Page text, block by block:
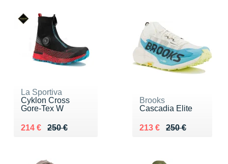
La Sportiva
Cyklon Cross
Gore-Tex W
250 €
Au lieu de 250 €
214 €
Vendu 214 €
Brooks
Cascadia Elite
250 €
Au lieu de 250 €
213 €
Vendu 213 €